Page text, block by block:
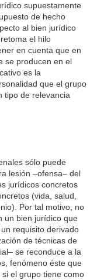
supuestamente
de hecho
al bien jurídico
el hilo
en cuenta que en
se producen en el
es la
que el grupo
tipo de relevancia
sólo puede
lesión –ofensa– del
jurídicos concretos
(vida, salud,
Por tal motivo, no
un bien jurídico que
requisito derivado
de técnicas de
se reconduce a la
fenómeno éste que
el grupo tiene como